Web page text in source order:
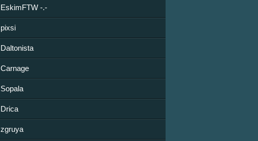
EskimFTW -.-
pixsi
Daltonista
Carnage
Sopala
Drica
zgruya